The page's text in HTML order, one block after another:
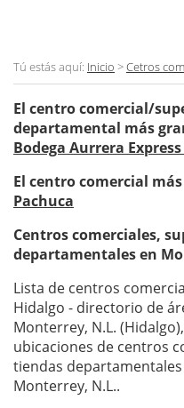
Tú estás aquí: Inicio >Cetros
El centro comercial/
departamental más
Bodega Aurrera
El centro comercial
Pachuca
Centros comerciales,
departamentales en
Lista de centros
Hidalgo - directorio de
Monterrey, N.L.
ubicaciones de centros
tiendas
Monterrey, N.L..